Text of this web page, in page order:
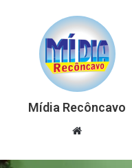
Mídia Recôncavo
Website